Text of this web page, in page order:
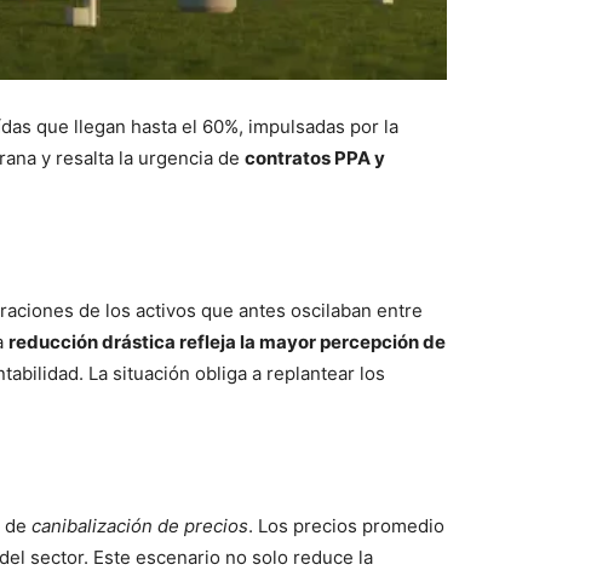
que llegan hasta el 60%, impulsadas por la
y resalta la urgencia de contratos PPA y
de los activos que antes oscilaban entre
reducción drástica refleja la mayor percepción de
La situación obliga a replantear los
de canibalización de precios. Los precios promedio
sector. Este escenario no solo reduce la